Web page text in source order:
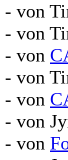
- von
- von
- von
- von
- von
- von
- von